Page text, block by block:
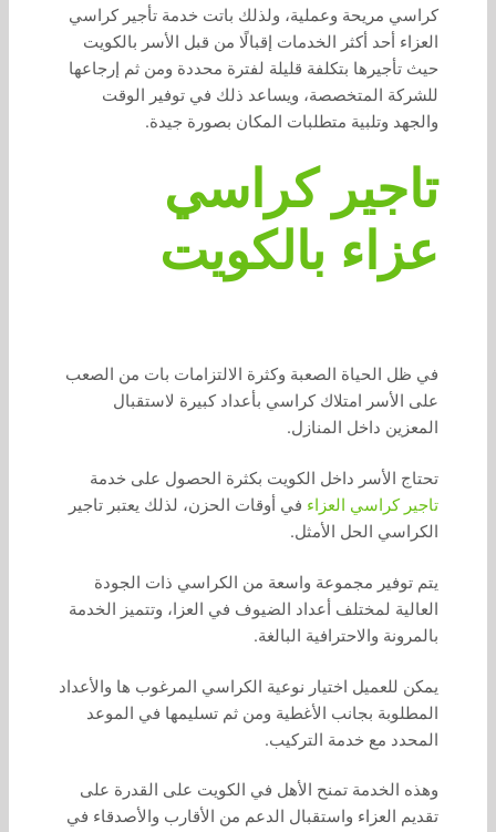
كراسي مريحة وعملية، ولذلك باتت خدمة تأجير كراسي
العزاء أحد أكثر الخدمات إقبالًا من قبل الأسر بالكويت
حيث تأجيرها بتكلفة قليلة لفترة محددة ومن ثم إرجاعها
للشركة المتخصصة، ويساعد ذلك في توفير الوقت
والجهد وتلبية متطلبات المكان بصورة جيدة.
تاجير كراسي
عزاء بالكويت
في ظل الحياة الصعبة وكثرة الالتزامات بات من الصعب
على الأسر امتلاك كراسي بأعداد كبيرة لاستقبال
المعزين داخل المنازل.
تحتاج الأسر داخل الكويت بكثرة الحصول على خدمة
تاجير كراسي العزاء في أوقات الحزن، لذلك يعتبر تاجير
الكراسي الحل الأمثل.
يتم توفير مجموعة واسعة من الكراسي ذات الجودة
العالية لمختلف أعداد الضيوف في العزا، وتتميز الخدمة
بالمرونة والاحترافية البالغة.
يمكن للعميل اختيار نوعية الكراسي المرغوب ها والأعداد
المطلوبة بجانب الأغطية ومن ثم تسليمها في الموعد
المحدد مع خدمة التركيب.
وهذه الخدمة تمنح الأهل في الكويت على القدرة على
تقديم العزاء واستقبال الدعم من الأقارب والأصدقاء في